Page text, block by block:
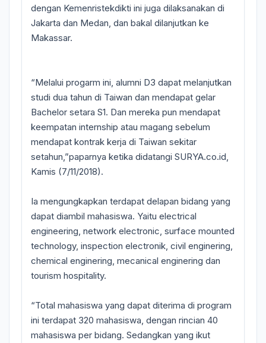
dengan Kemenristekdikti ini juga dilaksanakan di
Jakarta dan Medan, dan bakal dilanjutkan ke
Makassar.
“Melalui progarm ini, alumni D3 dapat melanjutkan
studi dua tahun di Taiwan dan mendapat gelar
Bachelor setara S1. Dan mereka pun mendapat
keempatan internship atau magang sebelum
mendapat kontrak kerja di Taiwan sekitar
setahun,”paparnya ketika didatangi SURYA.co.id,
Kamis (7/11/2018).
Ia mengungkapkan terdapat delapan bidang yang
dapat diambil mahasiswa. Yaitu electrical
engineering, network electronic, surface mounted
technology, inspection electronik, civil enginering,
chemical enginering, mecanical enginering dan
tourism hospitality.
“Total mahasiswa yang dapat diterima di program
ini terdapat 320 mahasiswa, dengan rincian 40
mahasiswa per bidang. Sedangkan yang ikut